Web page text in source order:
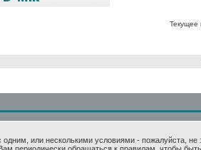
Текущее
или несколькими условиями - пожалуйста, не